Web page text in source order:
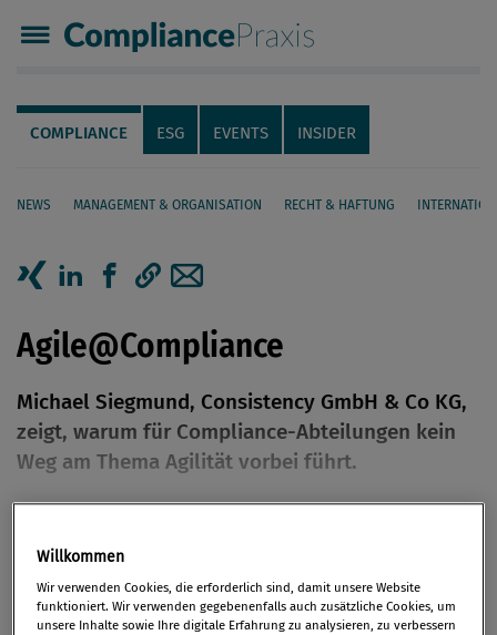
Compliance Praxis
Servicenavigation
Navigation
COMPLIANCE ESG EVENTS INSIDER
NEWS MANAGEMENT & ORGANISATION RECHT & HAFTUNG
Seiteninhalt
Agile@Compliance
Michael Siegmund, Consistency GmbH & Co KG,
zeigt, warum für Compliance-Abteilungen kein
Weg am Thema Agilität vorbei führt.
15. Oktober 2020
Premium
Willkommen
Wir verwenden Cookies, die erforderlich sind, damit unsere Website
funktioniert. Wir verwenden gegebenenfalls auch zusätzliche Cookies, um
unsere Inhalte sowie Ihre digitale Erfahrung zu analysieren, zu verbessern